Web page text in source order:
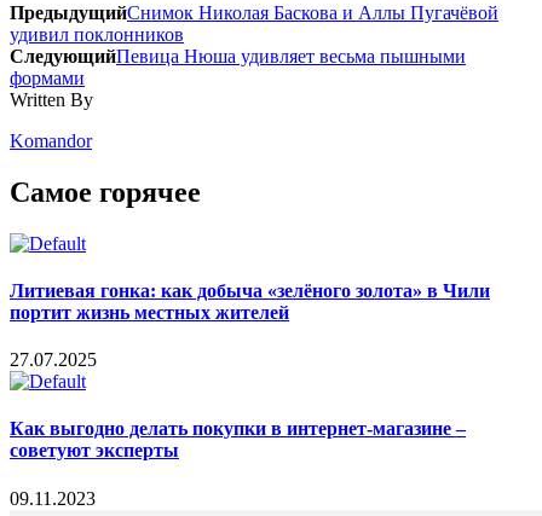
ПредыдущийСнимок Николая Баскова и Аллы Пугачёвой
удивил поклонников
СледующийПевица Нюша удивляет весьма пышными
формами
Written By
Komandor
Самое горячее
Литиевая гонка: как добыча «зелёного золота» в Чили
портит жизнь местных жителей
27.07.2025
Как выгодно делать покупки в интернет-магазине –
советуют эксперты
09.11.2023